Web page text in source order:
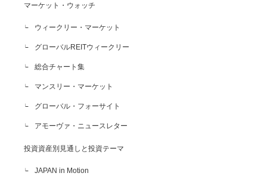
マーケット・ウォッチ
ウィークリー・マーケット
グローバルREITウィークリー
総合チャート集
マンスリー・マーケット
グローバル・フォーサイト
アモーヴァ・ニュースレター
投資資産別見通しと投資テーマ
JAPAN in Motion